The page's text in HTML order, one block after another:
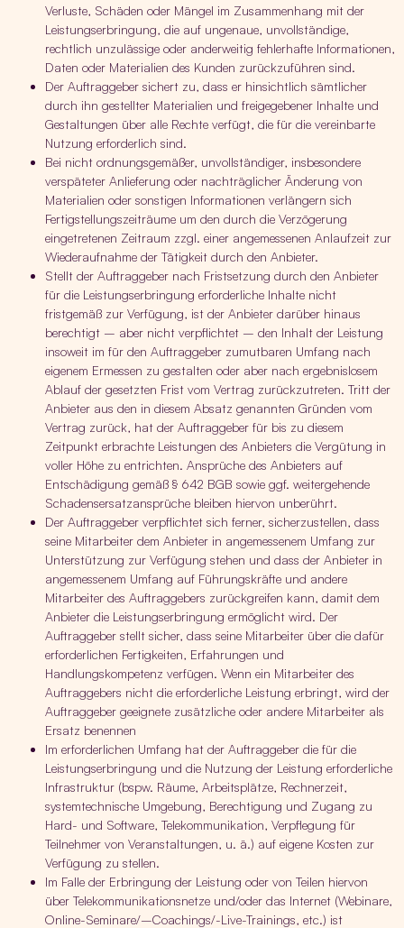
Verluste, Schäden oder Mängel im Zusammenhang mit der
Leistungserbringung, die auf ungenaue, unvollständige,
rechtlich unzulässige oder anderweitig fehlerhafte Informationen,
Daten oder Materialien des Kunden zurückzuführen sind.
Der Auftraggeber sichert zu, dass er hinsichtlich sämtlicher
durch ihn gestellter Materialien und freigegebener Inhalte und
Gestaltungen über alle Rechte verfügt, die für die vereinbarte
Nutzung erforderlich sind.
Bei nicht ordnungsgemäßer, unvollständiger, insbesondere
verspäteter Anlieferung oder nachträglicher Änderung von
Materialien oder sonstigen Informationen verlängern sich
Fertigstellungszeiträume um den durch die Verzögerung
eingetretenen Zeitraum zzgl. einer angemessenen Anlaufzeit zur
Wiederaufnahme der Tätigkeit durch den Anbieter.
Stellt der Auftraggeber nach Fristsetzung durch den Anbieter
für die Leistungserbringung erforderliche Inhalte nicht
fristgemäß zur Verfügung, ist der Anbieter darüber hinaus
berechtigt – aber nicht verpflichtet – den Inhalt der Leistung
insoweit im für den Auftraggeber zumutbaren Umfang nach
eigenem Ermessen zu gestalten oder aber nach ergebnislosem
Ablauf der gesetzten Frist vom Vertrag zurückzutreten. Tritt der
Anbieter aus den in diesem Absatz genannten Gründen vom
Vertrag zurück, hat der Auftraggeber für bis zu diesem
Zeitpunkt erbrachte Leistungen des Anbieters die Vergütung in
voller Höhe zu entrichten. Ansprüche des Anbieters auf
Entschädigung gemäß § 642 BGB sowie ggf. weitergehende
Schadensersatzansprüche bleiben hiervon unberührt.
Der Auftraggeber verpflichtet sich ferner, sicherzustellen, dass
seine Mitarbeiter dem Anbieter in angemessenem Umfang zur
Unterstützung zur Verfügung stehen und dass der Anbieter in
angemessenem Umfang auf Führungskräfte und andere
Mitarbeiter des Auftraggebers zurückgreifen kann, damit dem
Anbieter die Leistungserbringung ermöglicht wird. Der
Auftraggeber stellt sicher, dass seine Mitarbeiter über die dafür
erforderlichen Fertigkeiten, Erfahrungen und
Handlungskompetenz verfügen. Wenn ein Mitarbeiter des
Auftraggebers nicht die erforderliche Leistung erbringt, wird der
Auftraggeber geeignete zusätzliche oder andere Mitarbeiter als
Ersatz benennen
Im erforderlichen Umfang hat der Auftraggeber die für die
Leistungserbringung und die Nutzung der Leistung erforderliche
Infrastruktur (bspw. Räume, Arbeitsplätze, Rechnerzeit,
systemtechnische Umgebung, Berechtigung und Zugang zu
Hard- und Software, Telekommunikation, Verpflegung für
Teilnehmer von Veranstaltungen, u. ä.) auf eigene Kosten zur
Verfügung zu stellen.
Im Falle der Erbringung der Leistung oder von Teilen hiervon
über Telekommunikationsnetze und/oder das Internet (Webinare,
Online-Seminare/–Coachings/-Live-Trainings, etc.) ist